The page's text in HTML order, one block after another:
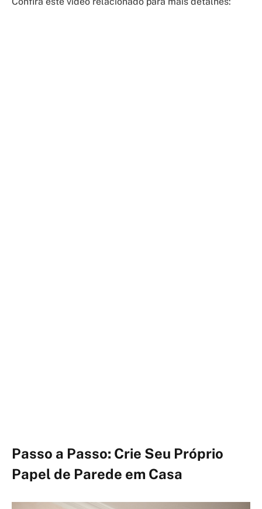
Passo a Passo: Crie Seu Próprio
Papel de Parede em Casa